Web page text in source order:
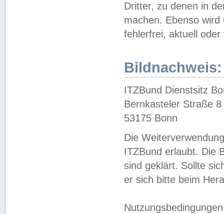
Dritter, zu denen in
machen. Ebenso
fehlerfrei, aktuell oder
Bildnachweis:
ITZBund Dienstsitz
Bernkasteler Straße 8
53175 Bonn
Die
ITZBund erlaubt. Die
sind geklärt. Sollte
er sich bitte beim